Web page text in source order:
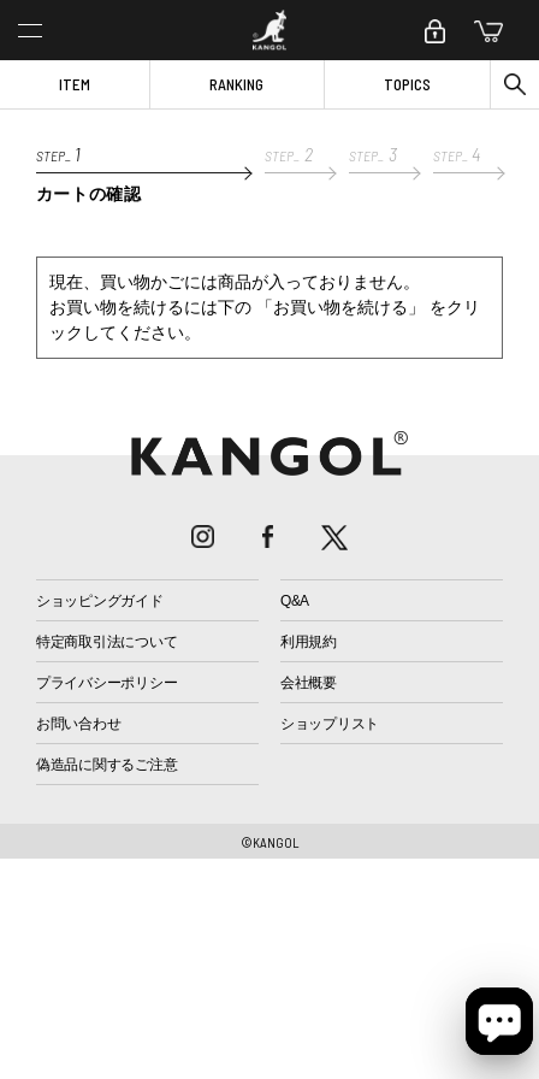
ITEM RANKING TOPICS
STEP_ 1
カートの確認
STEP_ 2 STEP_ 3 STEP_ 4
現在、買い物かごには商品が入っておりません。
お買い物を続けるには下の 「お買い物を続ける」 をクリ
ックしてください。
ショッピングガイド Q&A
特定商取引法について 利用規約
プライバシーポリシー 会社概要
お問い合わせ ショップリスト
偽造品に関するご注意
©KANGOL